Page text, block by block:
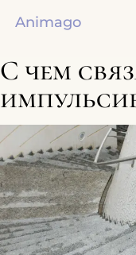
Animago
С чем